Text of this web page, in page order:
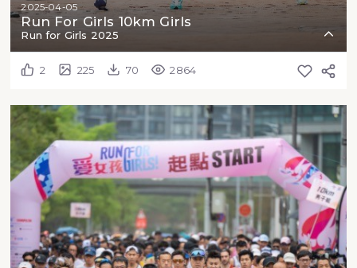
2025-04-05
Run For Girls 10km Girls
Run for Girls 2025
2 225 70 2864